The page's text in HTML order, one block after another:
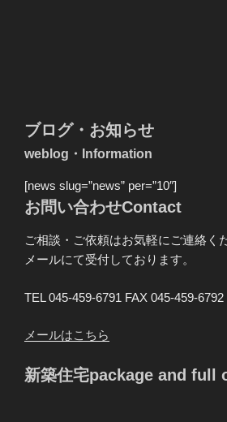
ブログ・お知らせ
weblog・Information
[news slug=”news” per=”10″]
お問い合わせContact
ご相談・ご依頼はお気軽にご連絡く
メールにて受付しております。
TEL 045-459-6791 FAX 045-459-6792
メールはこちら
新築住宅package and full